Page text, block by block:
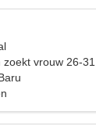
vrouw 26-31